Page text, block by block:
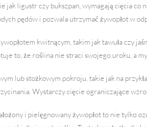
jak ligustr czy bukszpan, wymagają cięcia
pędów i pozwala utrzymać żywopłot w
kwitnącym, takim jak tawuła czy
to, że roślina nie straci swojego uroku, a
lub stożkowym pokroju, takie jak na
Wystarczy cięcie ograniczające
i pielęgnowany żywopłot to nie tylko